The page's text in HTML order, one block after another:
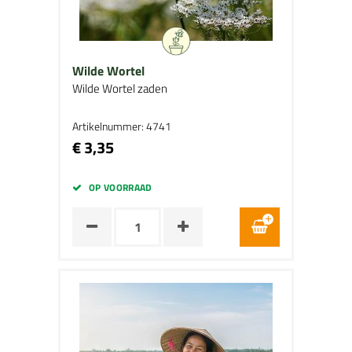
Wilde Wortel
Wilde Wortel zaden
Artikelnummer: 4741
€ 3,35
OP VOORRAAD